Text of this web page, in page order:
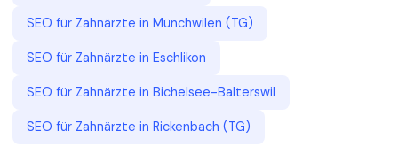
SEO für Zahnärzte in Münchwilen (TG)
SEO für Zahnärzte in Eschlikon
SEO für Zahnärzte in Bichelsee-Balterswil
SEO für Zahnärzte in Rickenbach (TG)